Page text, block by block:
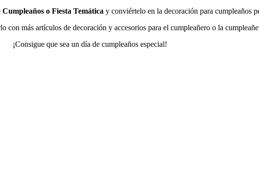
o Fiesta Temática y conviértelo en la decoración para cumpleaños
con más artículos de decoración y accesorios para el cumpleañero o la
¡Consigue que sea un día de cumpleaños especial!